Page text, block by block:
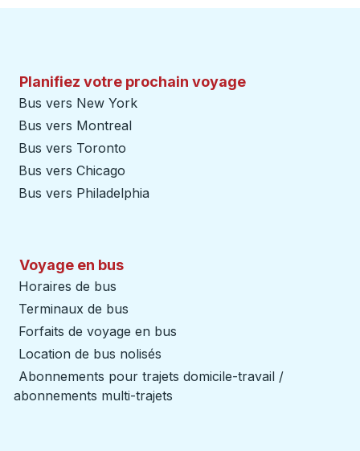
Planifiez votre prochain voyage
Bus vers New York
Bus vers Montreal
Bus vers Toronto
Bus vers Chicago
Bus vers Philadelphia
Voyage en bus
Horaires de bus
Terminaux de bus
Forfaits de voyage en bus
Location de bus nolisés
Abonnements pour trajets domicile-travail /
abonnements multi-trajets